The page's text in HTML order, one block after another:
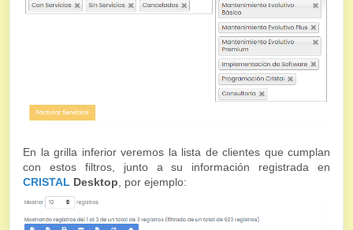
En la grilla inferior veremos la lista de clientes que cumplan
con estos filtros, junto a su información registrada en
CRISTAL Desktop , por ejemplo: